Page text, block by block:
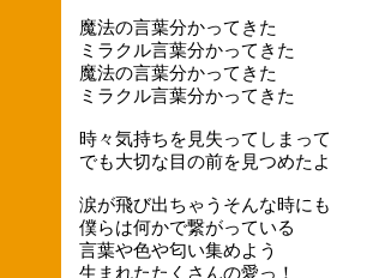
魔法の言葉分かってきた
ミラクル言葉分かってきた
魔法の言葉分かってきた
ミラクル言葉分かってきた
時々気持ちを見失ってしまって
でも大切な目の前を見つめたよ
涙が飛び出ちゃうそんな時にも
僕らは何かで繋がっている
言葉や色や匂い集めよう
生まれたたくさんの愛っ！